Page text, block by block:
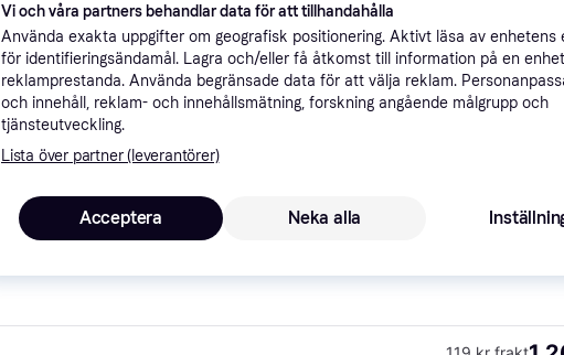
200 kr frakt1
139 kr frakt1
200 kr frakt1
Vi och våra partners behandlar data för att tillhandahålla
Använda exakta uppgifter om geografisk positionering. Aktivt läsa av enhetens
för identifieringsändamål. Lagra och/eller få åtkomst till information på en
reklamprestanda. Använda begränsade data för att välja reklam.
och innehåll, reklam- och innehållsmätning, forskning angående målgrupp och
tjänsteutveckling.
Lista över partner (leverantörer)
Neka alla
Acceptera